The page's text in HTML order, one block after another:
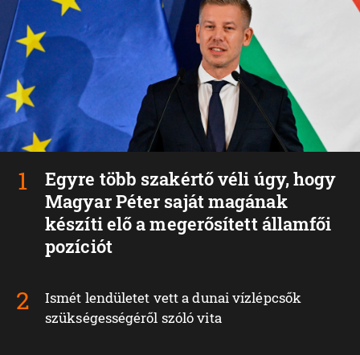
Egyre több szakértő véli úgy, hogy
Magyar Péter saját magának
készíti elő a megerősített államfői
pozíciót
Ismét lendületet vett a dunai vízlépcsők
szükségességéről szóló vita